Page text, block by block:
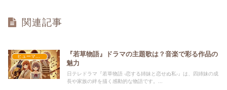
関連記事
ヒューマン・学園
『若草物語』ドラマの主題歌は？音楽で彩る作品の
魅力
日テレドラマ『若草物語 -恋する姉妹と恋せぬ私-』は、四姉妹の成
長や家族の絆を描く感動的な物語です。...